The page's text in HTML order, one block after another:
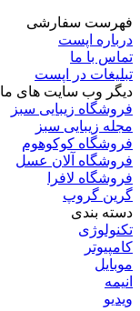
فهرست سفارشی
درباره اپست
تماس با ما
تبلیغات در اپست
دیگر وب سایت های ما
فروشگاه زیبایی سبز
مجله زیبایی سبز
فروشگاه کوکوهوم
فروشگاه آلان عسل
فروشگاه لافرا
گرین گروپ
دسته بندی
تکنولوژی
کامپیوتر
موبایل
انیمه
ویدیو